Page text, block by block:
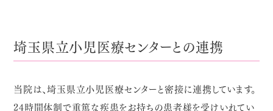
埼玉県立小児医療センターとの連携
当院は、埼玉県立小児医療センターと密接に連携しています。
24時間体制で重篤な疾患をお持ちの患者様を受けいれてい